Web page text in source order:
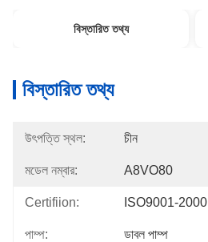
বিস্তারিত তথ্য
বিস্তারিত তথ্য
উৎপত্তি স্থল: চীন
মডেল নম্বার: A8VO80
Certifiion: ISO9001-2000
পাম্প: ডাবল পাম্প